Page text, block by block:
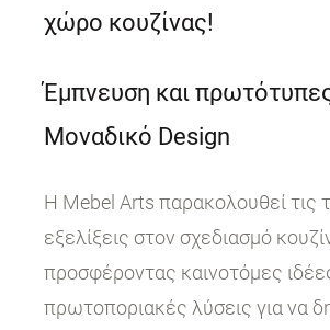
χώρο κουζίνας!
Έμπνευση και
Μοναδικό Design
Η Mebel Arts παρακολουθεί τις
εξελίξεις στον σχεδιασμό
προσφέροντας καινοτόμες
πρωτοποριακές λύσεις για να